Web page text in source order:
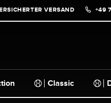
VERSAND +49
Classic